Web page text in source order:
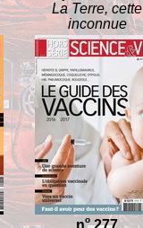
La Terre, cette
inconnue
no277